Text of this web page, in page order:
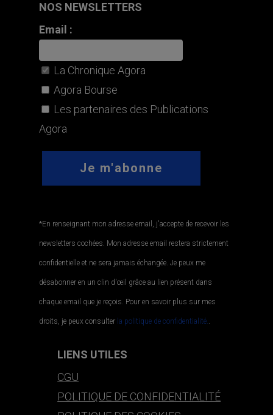
NOS NEWSLETTERS
Email :
La Chronique Agora
Agora Bourse
Les partenaires des Publications
Agora
*En renseignant mon adresse email, j'accepte de recevoir les
newsletters cochées. Mon adresse email restera strictement
confidentielle et ne sera jamais échangée. Je peux me
désabonner en un clin d'œil grâce au lien présent dans
chaque email que je reçois. Pour en savoir plus sur mes
droits, je peux consulter la politique de confidentialité..
LIENS UTILES
CGU
POLITIQUE DE CONFIDENTIALITÉ